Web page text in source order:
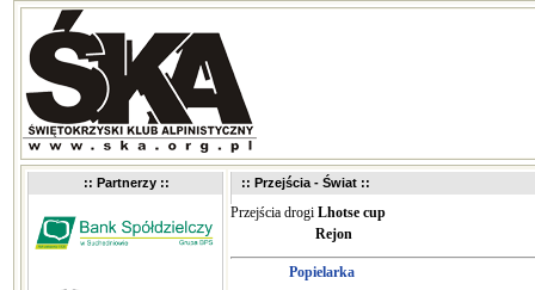
:: Partnerzy :: :: Przejścia - Świat ::
Przejścia drogi Lhotse cup
Rejon
Popielarka